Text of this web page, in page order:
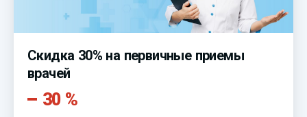
Скидка 30% на первичные приемы
врачей
30 %